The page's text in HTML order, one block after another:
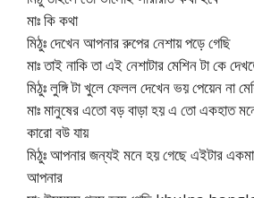
মাঃ কি কথা
মিঠুঃ দেখেন আপনার রুপের নেশায় পড়ে গেছি
মাঃ তাই নাকি তা এই নেশাটার মেশিন টা কে
মিঠুঃ লুঙ্গি টা খুলে ফেলল দেখেন ভয় পেয়েন না
মাঃ মানুষের এতো বড় বাড়া হয় এ তো একহাত
কারো বউ যায়
মিঠুঃ আপনার জন্যই মনে হয় গেছে এইটার
আপনার